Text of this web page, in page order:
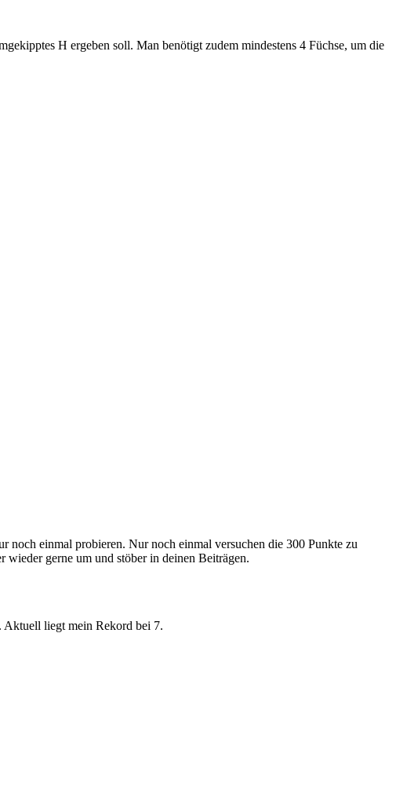
H ergeben soll. Man benötigt zudem mindestens 4 Füchse, um die
einmal probieren. Nur noch einmal versuchen die 300 Punkte zu
gerne um und stöber in deinen Beiträgen.
Aktuell liegt mein Rekord bei 7.